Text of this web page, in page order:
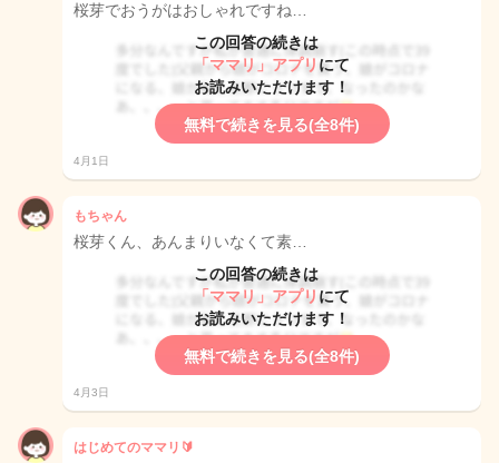
桜芽でおうがはおしゃれですね…
この回答の続きは
「ママリ」アプリ にて
お読みいただけます！
無料で続きを見る(全8件)
4月1日
もちゃん
桜芽くん、あんまりいなくて素…
この回答の続きは
「ママリ」アプリ にて
お読みいただけます！
無料で続きを見る(全8件)
4月3日
はじめてのママリ🔰